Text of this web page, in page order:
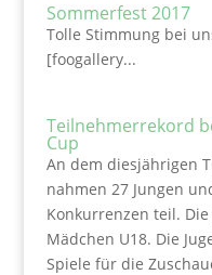
Sommerfest 2017
Tolle Stimmung bei
[foogallery...
Teilnehmerrekord
Cup
An dem diesjährigen
nahmen 27 Jungen
Konkurrenzen teil.
Mädchen U18. Die
Spiele für die